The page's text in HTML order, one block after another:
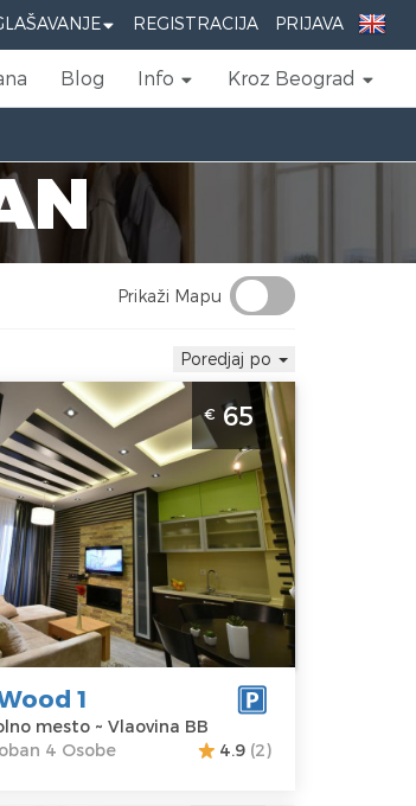
REGISTRACIJA PRIJAVA
Blog Info Kroz Beograd
Prikaži Mapu
Poredjaj po
Natural Wood 1
Gosti:4
Kvadratura :40
m2
Struktura :
Dvosoban
€ 65
1
mesto ~ Vlaovina BB
4 Osobe
4.9 (2)